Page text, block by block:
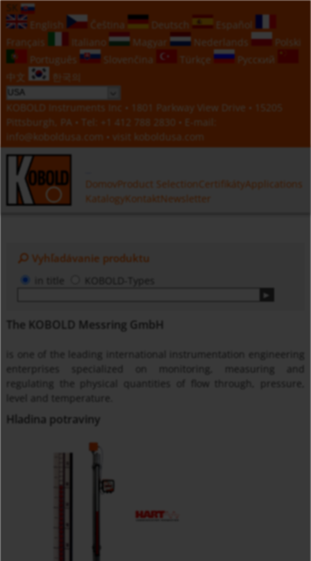
SK
English
Čeština Deutsch
Español
Français
Italiano Magyar Nederlands
Polski
Português
Slovenčina Türkçe
Русский
中文
한국의
KOBOLD Instruments Inc • 1801 Parkway View Drive • 15205
Pittsburgh, PA • Tel:
+1 412 788 2830 • E-mail:
info@koboldusa.com • visit koboldusa.com
DomovProduct Selection CertifikátyApplications
KatalogyKontaktNewsletter
Vyhľadávanie produktu
KOBOLD-Types
The KOBOLD Messring GmbH
is one of the leading international instrumentation engineering
enterprises specialized on monitoring, measuring and
regulating the physical quantities of flow through, pressure,
level and temperature.
Hladina potraviny